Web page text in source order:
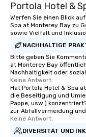
Portola Hotel &
Werfen Sie einen Blick
Spa at Monterey Bay zu
sowie Vielfalt und
NACHHALTIGE
Bitte geben Sie
at Monterey Bay
Nachhaltigkeit oder
Keine Antwort.
Hat Portola Hotel & Spa
die Beseitigung und
Pappe, usw.)
zur Abfallvermeidung
Keine Antwort.
DIVERSITÄT UND